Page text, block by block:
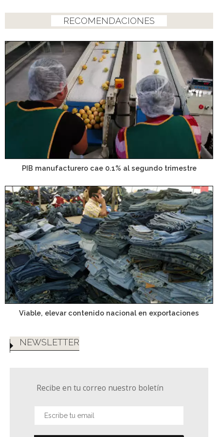
RECOMENDACIONES
PIB manufacturero cae 0.1% al segundo trimestre
Viable, elevar contenido nacional en exportaciones
NEWSLETTER
Recibe en tu correo nuestro boletín